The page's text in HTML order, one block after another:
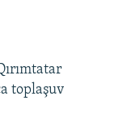
toplaşuv